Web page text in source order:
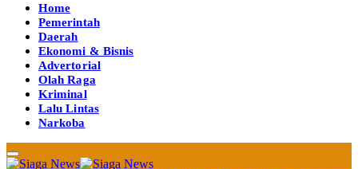
Home
Pemerintah
Daerah
Ekonomi & Bisnis
Advertorial
Olah Raga
Kriminal
Lalu Lintas
Narkoba